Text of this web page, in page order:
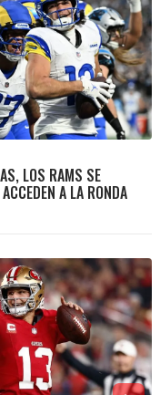
LOS RAMS SE
A LA RONDA